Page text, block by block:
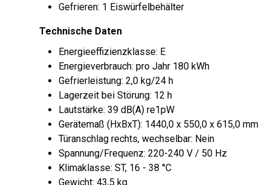
Gefrieren: 1 Eiswürfelbehälter
Technische Daten
Energieeffizienzklasse: E
Energieverbrauch: pro Jahr 180 kWh
Gefrierleistung: 2,0 kg/24 h
Lagerzeit bei Störung: 12 h
Lautstärke: 39 dB(A) re1pW
Gerätemaß (HxBxT): 1440,0 x 550,0 x 615,0 mm
Türanschlag rechts, wechselbar: Nein
Spannung/Frequenz: 220-240 V / 50 Hz
Klimaklasse: ST, 16 - 38 °C
Gewicht: 43,5 kg